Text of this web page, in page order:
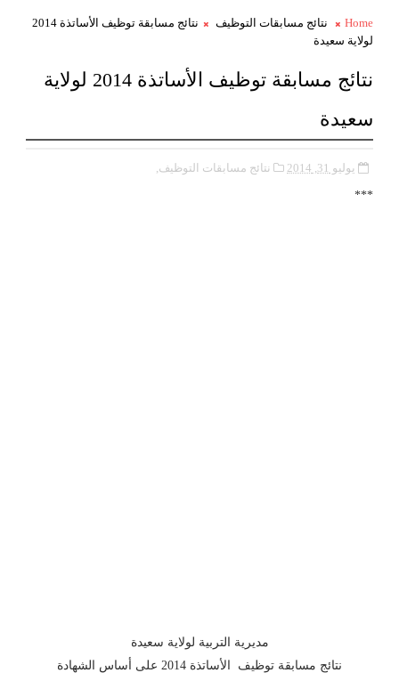
Home نتائج مسابقات التوظيف
نتائج مسابقة توظيف الأساتذة 2014
لولاية سعيدة
نتائج مسابقة توظيف الأساتذة 2014 لولاية
سعيدة
يوليو 31, 2014 نتائج مسابقات التوظيف,
***
مديرية التربية لولاية سعيدة
نتائج مسابقة توظيف الأساتذة 2014 على أساس الشهادة